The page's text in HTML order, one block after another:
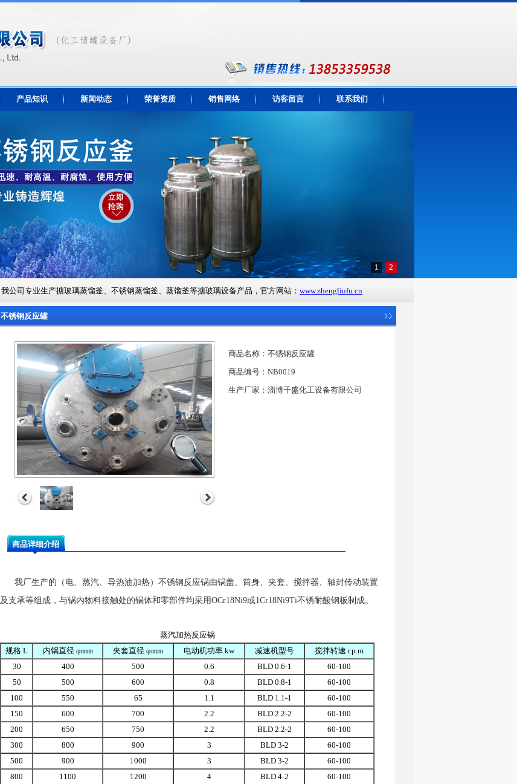
产品知识 新闻动态 荣誉资质 销售网络 访客留言 联系我们
1 2
我公司专业生产搪玻璃蒸馏釜、不锈钢蒸馏釜、蒸馏釜等搪玻璃设备产品，官方网站： www.zhengliufu.cn
不锈钢反应罐
商品名称：不锈钢反应罐
商品编号：NB0019
生产厂家：淄博千盛化工设备有限公司
商品详细介绍
我厂生产的（电、蒸汽、导热油加热）不锈钢反应锅由锅盖、筒身、夹套、搅拌器、轴封传动装置
及支承等组成，与锅内物料接触处的锅体和零部件均采用OCr18Ni9或1Cr18Ni9Ti不锈耐酸钢板制成。
蒸汽加热反应锅
规格 L
内锅直径 φmm 夹套直径 φmm 电动机功率 kw 减速机型号
搅拌转速 r.p.m
30
400 500 0.6 BLD 0.6-1
60-100
50
500 600 0.8 BLD 0.8-1
60-100
100
550 65 1.1 BLD 1.1-1
60-100
150
600 700 2.2 BLD 2.2-2
60-100
200
650 750 2.2 BLD 2.2-2
60-100
300
800 900 3 BLD 3-2
60-100
500
900 1000 3 BLD 3-2
60-100
800
1100 1200 4 BLD 4-2
60-100